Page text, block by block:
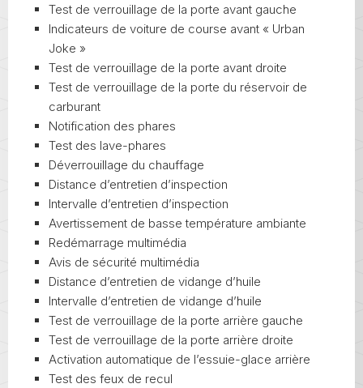
Test de verrouillage de la porte avant gauche
Indicateurs de voiture de course avant « Urban
Joke »
Test de verrouillage de la porte avant droite
Test de verrouillage de la porte du réservoir de
carburant
Notification des phares
Test des lave-phares
Déverrouillage du chauffage
Distance d’entretien d’inspection
Intervalle d’entretien d’inspection
Avertissement de basse température ambiante
Redémarrage multimédia
Avis de sécurité multimédia
Distance d’entretien de vidange d’huile
Intervalle d’entretien de vidange d’huile
Test de verrouillage de la porte arrière gauche
Test de verrouillage de la porte arrière droite
Activation automatique de l’essuie-glace arrière
Test des feux de recul